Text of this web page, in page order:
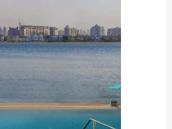
MGallery by Sofitel 5*
₽
вишлист